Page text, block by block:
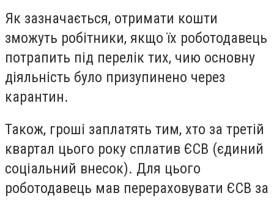
Як зазначається, отримати кошти
зможуть робітники, якщо їх роботодавець
потрапить під перелік тих, чию основну
діяльність було призупинено через
карантин.
Також, гроші заплатять тим, хто за третій
квартал цього року сплатив ЄСВ (єдиний
соціальний внесок). Для цього
роботодавець мав перераховувати ЄСВ за